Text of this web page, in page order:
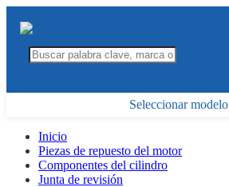
Seleccionar modelo
Inicio
Piezas de repuesto del motor
Componentes del cilindro
Junta de revisión